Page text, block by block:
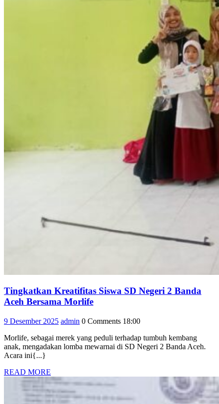
Tingkatkan Kreatifitas Siswa SD Negeri 2 Banda
Aceh Bersama MorlifeTingkatkan
Siswa
SD
Negeri
Aceh
Bersama
Morlife
9 Desember 20259
2025
admin admin
0 Comments 18:00
Morlife, sebagai merek yang peduli terhadap tumbuh kembang
anak, mengadakan lomba mewarnai di SD Negeri 2 Banda Aceh.
Acara ini{...}
READ MORE
MORE